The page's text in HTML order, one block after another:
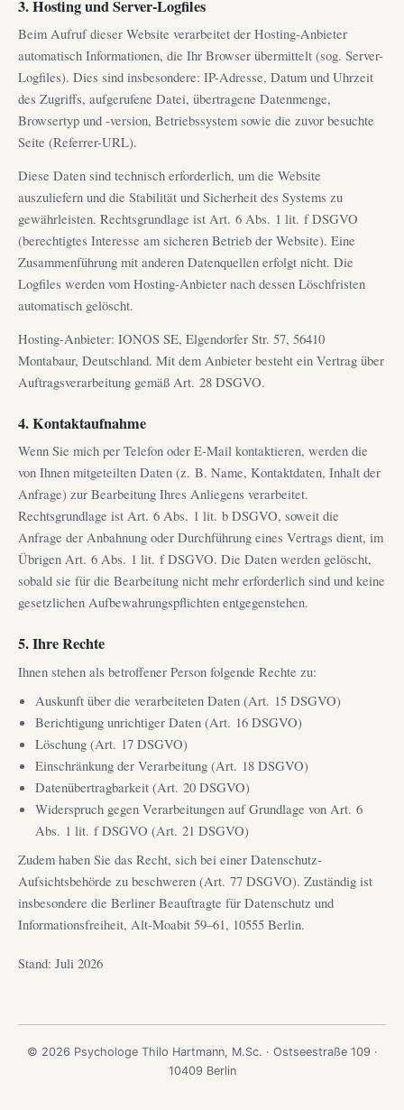
3. Hosting und Server-Logfiles
Beim Aufruf dieser Website verarbeitet der Hosting-Anbieter
automatisch Informationen, die Ihr Browser übermittelt (sog. Server-
Logfiles). Dies sind insbesondere: IP-Adresse, Datum und Uhrzeit
des Zugriffs, aufgerufene Datei, übertragene Datenmenge,
Browsertyp und -version, Betriebssystem sowie die zuvor besuchte
Seite (Referrer-URL).
Diese Daten sind technisch erforderlich, um die Website
auszuliefern und die Stabilität und Sicherheit des Systems zu
gewährleisten. Rechtsgrundlage ist Art. 6 Abs. 1 lit. f DSGVO
(berechtigtes Interesse am sicheren Betrieb der Website). Eine
Zusammenführung mit anderen Datenquellen erfolgt nicht. Die
Logfiles werden vom Hosting-Anbieter nach dessen Löschfristen
automatisch gelöscht.
Hosting-Anbieter: IONOS SE, Elgendorfer Str. 57, 56410
Montabaur, Deutschland. Mit dem Anbieter besteht ein Vertrag über
Auftragsverarbeitung gemäß Art. 28 DSGVO.
4. Kontaktaufnahme
Wenn Sie mich per Telefon oder E-Mail kontaktieren, werden die
von Ihnen mitgeteilten Daten (z. B. Name, Kontaktdaten, Inhalt der
Anfrage) zur Bearbeitung Ihres Anliegens verarbeitet.
Rechtsgrundlage ist Art. 6 Abs. 1 lit. b DSGVO, soweit die
Anfrage der Anbahnung oder Durchführung eines Vertrags dient, im
Übrigen Art. 6 Abs. 1 lit. f DSGVO. Die Daten werden gelöscht,
sobald sie für die Bearbeitung nicht mehr erforderlich sind und keine
gesetzlichen Aufbewahrungspflichten entgegenstehen.
5. Ihre Rechte
Ihnen stehen als betroffener Person folgende Rechte zu:
Auskunft über die verarbeiteten Daten (Art. 15 DSGVO)
Berichtigung unrichtiger Daten (Art. 16 DSGVO)
Löschung (Art. 17 DSGVO)
Einschränkung der Verarbeitung (Art. 18 DSGVO)
Datenübertragbarkeit (Art. 20 DSGVO)
Widerspruch gegen Verarbeitungen auf Grundlage von Art. 6
Abs. 1 lit. f DSGVO (Art. 21 DSGVO)
Zudem haben Sie das Recht, sich bei einer Datenschutz-
Aufsichtsbehörde zu beschweren (Art. 77 DSGVO). Zuständig ist
insbesondere die Berliner Beauftragte für Datenschutz und
Informationsfreiheit, Alt-Moabit 59–61, 10555 Berlin.
Stand: Juli 2026
© 2026 Psychologe Thilo Hartmann, M.Sc. · Ostseestraße 109 ·
10409 Berlin